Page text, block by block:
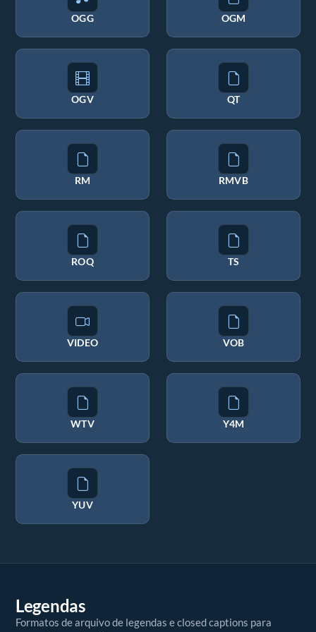
OGG OGM
OGV QT
RM RMVB
ROQ TS
VIDEO VOB
WTV Y4M
YUV
Legendas
Formatos de arquivo de legendas e closed captions para